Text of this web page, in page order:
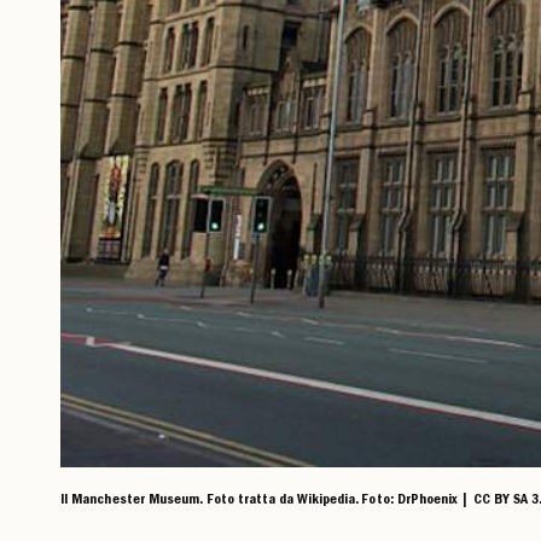
Il Manchester Museum. Foto tratta da Wikipedia. Foto: DrPhoenix | CC BY SA